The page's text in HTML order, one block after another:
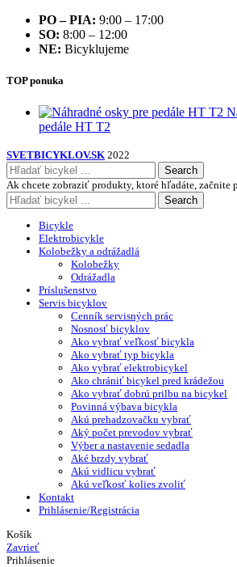
PO – PIA: 9:00 – 17:00
SO: 8:00 – 12:00
NE: Bicyklujeme
TOP ponuka
pedále HT T2
SVETBICYKLOV.SK 2022
Search
Ak chcete zobraziť produkty, ktoré hľadáte, začnite
Search
Bicykle
Elektrobicykle
Kolobežky a odrážadlá
Kolobežky
Odrážadla
Príslušenstvo
Servis bicyklov
Cenník servisných prác
Nosnosť bicyklov
Ako vybrať veľkosť bicykla
Ako vybrať typ bicykla
Ako vybrať elektrobicykel
Ako chrániť bicykel pred krádežou
Ako vybrať dobrú prilbu na bicykel
Povinná výbava bicykla
Akú prehadzovačku vybrať
Aký počet prevodov vybrať
Výber a nastavenie sedadla
Aké brzdy vybrať
Akú vidlicu vybrať
Akú veľkosť kolies zvoliť
Kontakt
Prihlásenie/Registrácia
Košík
Zavrieť
Prihlásenie